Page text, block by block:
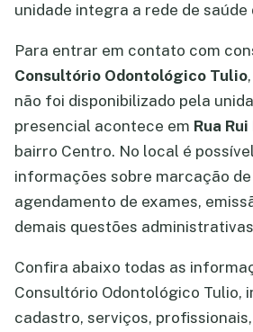
unidade integra a rede de saúde
Para entrar em contato com
Consultório Odontológico Tulio
não foi disponibilizado pela
presencial acontece em Rua
bairro Centro. No local é
informações sobre marcação
agendamento de exames,
demais questões
Confira abaixo todas as
Consultório Odontológico Tulio,
cadastro, serviços,